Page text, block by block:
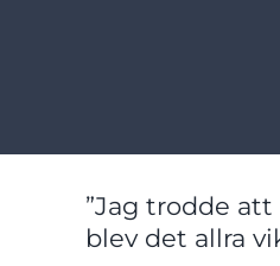
”Jag trodde
blev det allra